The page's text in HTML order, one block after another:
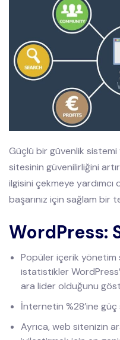
Güçlü bir güvenlik sistemi
sitesinin güvenilirliğini
ilgisini çekmeye yardımcı
başarınız için sağlam bir
WordPress:
Popüler içerik yönetim
istatistikler
ara lider olduğunu
İnternetin %28’ine
Ayrıca, web sitenizin